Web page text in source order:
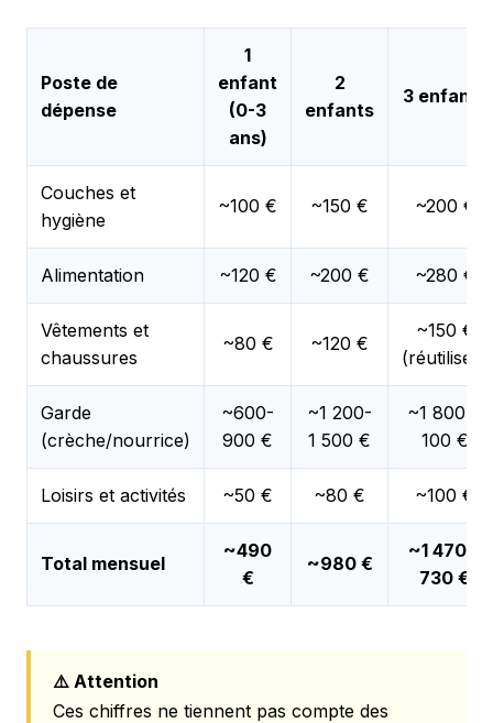
Poste de
dépense
1
enfant
(0-3
ans)
2
enfants
3 enfants
Couches et
hygiène
~100 € ~150 € ~200 €
Alimentation ~120 € ~200 € ~280 €
Vêtements et
chaussures
~80 € ~120 €
~150 €
(réutilisés)
Garde
(crèche/nourrice)
~600-
900 €
~1 200-
1 500 €
~1 800-2
100 €
Loisirs et activités ~50 € ~80 € ~100 €
Total mensuel
~490
€
~980 €
~1 470-1
730 €
⚠️ Attention
Ces chiffres ne tiennent pas compte des